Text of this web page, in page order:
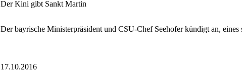
Der Kini gibt Sankt Martin
Der bayrische Ministerpräsident und CSU-Chef Seehofer kündigt an,
17.10.2016